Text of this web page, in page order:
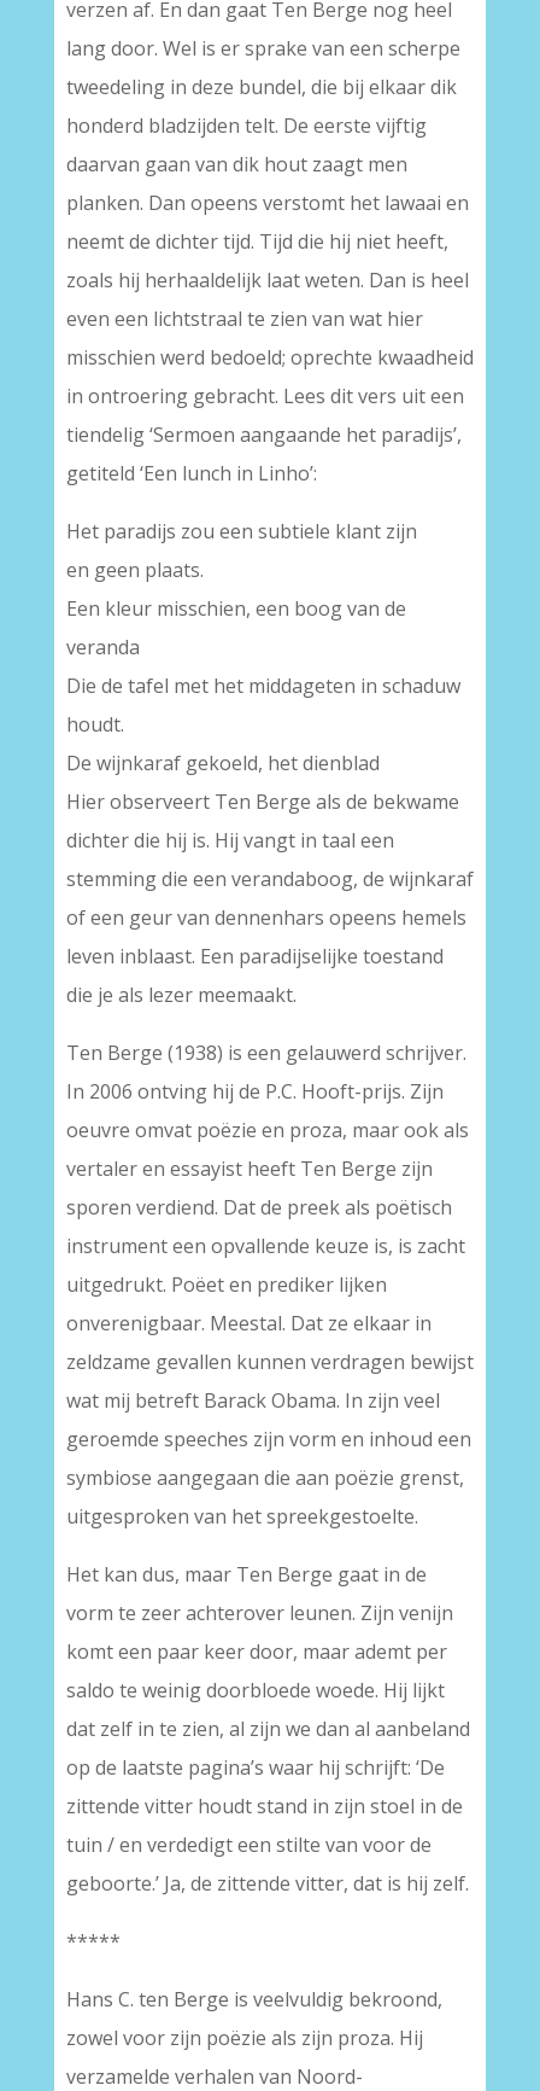
verzen af. En dan gaat Ten Berge nog heel
lang door. Wel is er sprake van een scherpe
tweedeling in deze bundel, die bij elkaar dik
honderd bladzijden telt. De eerste vijftig
daarvan gaan van dik hout zaagt men
planken. Dan opeens verstomt het lawaai en
neemt de dichter tijd. Tijd die hij niet heeft,
zoals hij herhaaldelijk laat weten. Dan is heel
even een lichtstraal te zien van wat hier
misschien werd bedoeld; oprechte kwaadheid
in ontroering gebracht. Lees dit vers uit een
tiendelig ‘Sermoen aangaande het paradijs’,
getiteld ‘Een lunch in Linho’:
Het paradijs zou een subtiele klant zijn
en geen plaats.
Een kleur misschien, een boog van de
veranda
Die de tafel met het middageten in schaduw
houdt.
De wijnkaraf gekoeld, het dienblad
Hier observeert Ten Berge als de bekwame
dichter die hij is. Hij vangt in taal een
stemming die een verandaboog, de wijnkaraf
of een geur van dennenhars opeens hemels
leven inblaast. Een paradijselijke toestand
die je als lezer meemaakt.
Ten Berge (1938) is een gelauwerd schrijver.
In 2006 ontving hij de P.C. Hooft-prijs. Zijn
oeuvre omvat poëzie en proza, maar ook als
vertaler en essayist heeft Ten Berge zijn
sporen verdiend. Dat de preek als poëtisch
instrument een opvallende keuze is, is zacht
uitgedrukt. Poëet en prediker lijken
onverenigbaar. Meestal. Dat ze elkaar in
zeldzame gevallen kunnen verdragen bewijst
wat mij betreft Barack Obama. In zijn veel
geroemde speeches zijn vorm en inhoud een
symbiose aangegaan die aan poëzie grenst,
uitgesproken van het spreekgestoelte.
Het kan dus, maar Ten Berge gaat in de
vorm te zeer achterover leunen. Zijn venijn
komt een paar keer door, maar ademt per
saldo te weinig doorbloede woede. Hij lijkt
dat zelf in te zien, al zijn we dan al aanbeland
op de laatste pagina’s waar hij schrijft: ‘De
zittende vitter houdt stand in zijn stoel in de
tuin / en verdedigt een stilte van voor de
geboorte.’ Ja, de zittende vitter, dat is hij zelf.
*****
Hans C. ten Berge is veelvuldig bekroond,
zowel voor zijn poëzie als zijn proza. Hij
verzamelde verhalen van Noord-